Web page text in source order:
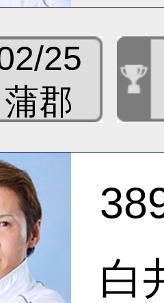
25
蒲郡
白